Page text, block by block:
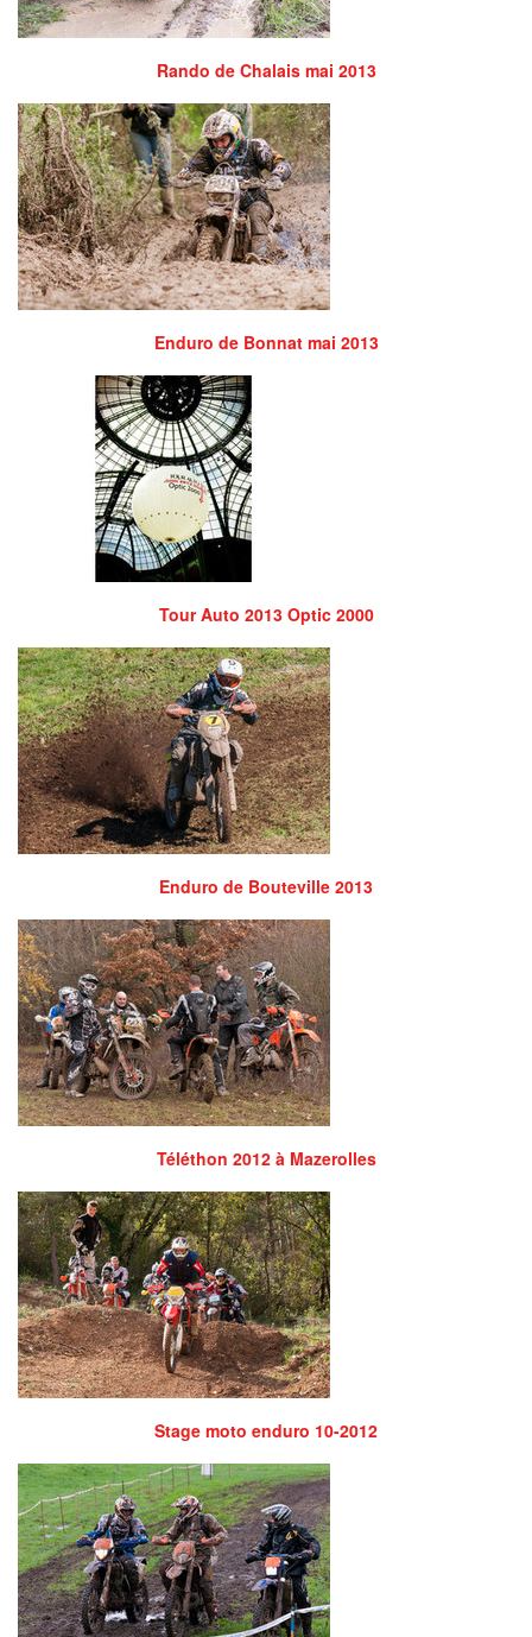
Rando de Chalais mai 2013
Enduro de Bonnat mai 2013
Tour Auto 2013 Optic 2000
Enduro de Bouteville 2013
Téléthon 2012 à Mazerolles
Stage moto enduro 10-2012